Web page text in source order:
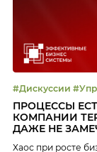
ПРОЦЕССЫ
КОМПАНИИ
ДАЖЕ НЕ
Хаос при росте